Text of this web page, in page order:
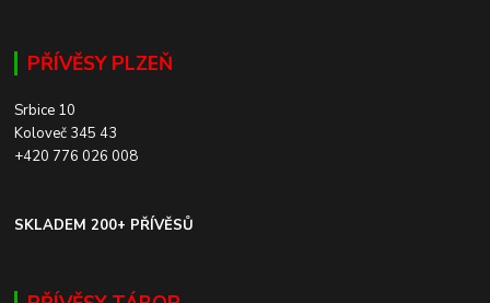
PŘÍVĚSY PLZEŇ
Srbice 10
Koloveč 345 43
+420 776 026 008
SKLADEM 200+ PŘÍVĚSŮ